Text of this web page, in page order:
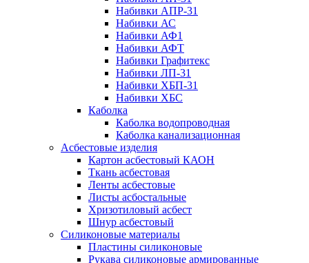
Набивки АПР-31
Набивки АС
Набивки АФ1
Набивки АФТ
Набивки Графитекс
Набивки ЛП-31
Набивки ХБП-31
Набивки ХБС
Каболка
Каболка водопроводная
Каболка канализационная
Асбестовые изделия
Картон асбестовый КАОН
Ткань асбестовая
Ленты асбестовые
Листы асбостальные
Хризотиловый асбеcт
Шнур асбестовый
Силиконовые материалы
Пластины силиконовые
Рукава силиконовые армированные